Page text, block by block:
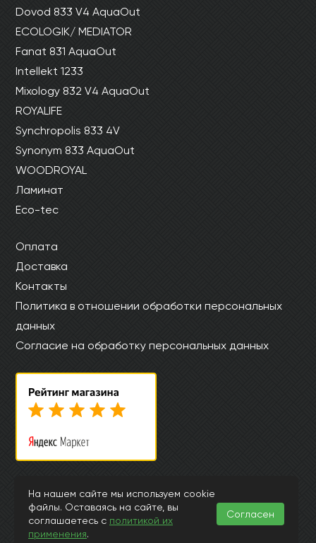
Dovod 833 V4 AquaOut
ECOLOGIK/ MEDIATOR
Fanat 831 AquaOut
Intellekt 1233
Mixology 832 V4 AquaOut
ROYALIFE
Synchropolis 833 4V
Synonym 833 AquaOut
WOODROYAL
Ламинат
Eco-tec
Оплата
Доставка
Контакты
Политика в отношении обработки персональных
данных
Согласие на обработку персональных данных
© Интернет магазин laminat-kronostar.ru 2015-2026
Информация, представленная на страницах данного сайта, носит
исключительно ознакомительный характер и ни при каких
обстоятельствах и условиях не может считаться публичной офертой,
подпадающей под положения ст.435 и 437 Гражданского Кодекса РФ.
На нашем сайте мы используем cookie
файлы. Оставаясь на сайте, вы
соглашаетесь с политикой их
применения.
Согласен